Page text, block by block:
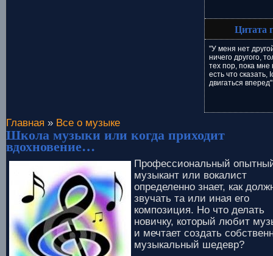
Цитата
"У меня нет
ничего другого,
тех пор, пока мне
есть что сказать,
двигаться вперед"
Главная » Все о музыке
Школа музыки или когда приходит
вдохновение…
Профессиональный
музыкант или вокалист
определенно знает, как
звучать та или иная его
композиция. Но что делать
новичку, который любит
и мечтает создать
музыкальный шедевр?